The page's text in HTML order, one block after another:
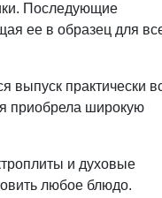
Последующие
ее в образец для
выпуск практически
приобрела широкую
и духовые
любое блюдо.